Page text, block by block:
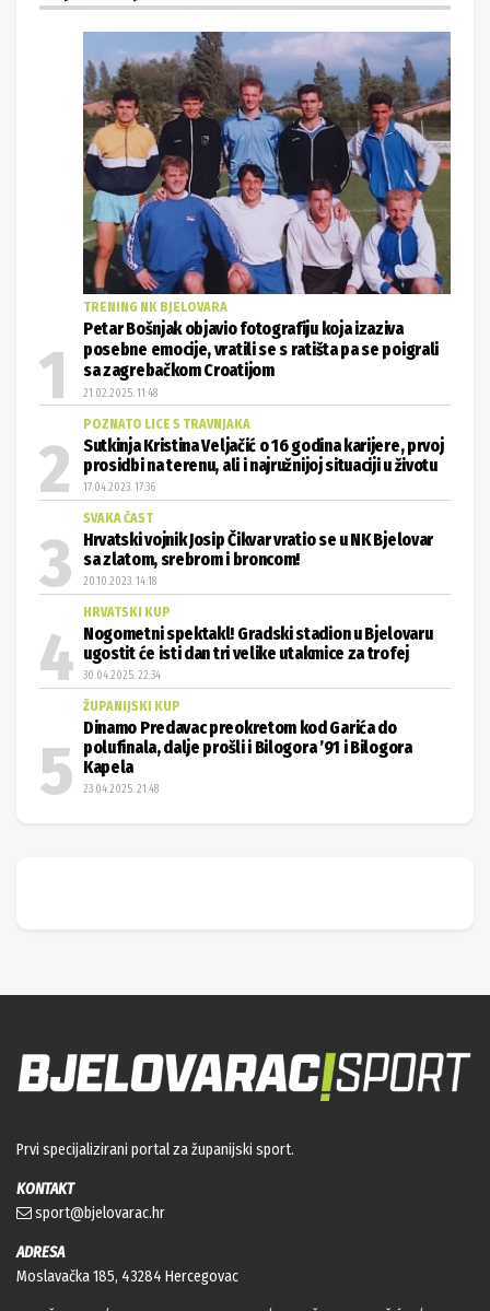
TRENING NK BJELOVARA
Petar Bošnjak objavio fotografiju koja izaziva
posebne emocije, vratili se s ratišta pa se poigrali
sa zagrebačkom Croatijom
21.02.2025. 11:48
POZNATO LICE S TRAVNJAKA
Sutkinja Kristina Veljačić o 16 godina karijere, prvoj
prosidbi na terenu, ali i najružnijoj situaciji u životu
17.04.2023. 17:36
SVAKA ČAST
Hrvatski vojnik Josip Čikvar vratio se u NK Bjelovar
sa zlatom, srebrom i broncom!
20.10.2023. 14:18
HRVATSKI KUP
Nogometni spektakl! Gradski stadion u Bjelovaru
ugostit će isti dan tri velike utakmice za trofej
30.04.2025. 22:34
ŽUPANIJSKI KUP
Dinamo Predavac preokretom kod Garića do
polufinala, dalje prošli i Bilogora ’91 i Bilogora
Kapela
23.04.2025. 21:48
KONTAKT
sport@bjelovarac.hr
ADRESA
Moslavačka 185, 43284 Hercegovac
OGLAŠAVANJE PRAVILA O PRIVATNOSTI
IMPRESSUM
KONTAKT